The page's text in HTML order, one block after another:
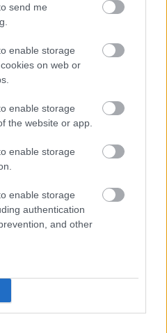
send me
enable storage
on web or
enable storage
the website or app.
enable storage
enable storage
authentication
and other